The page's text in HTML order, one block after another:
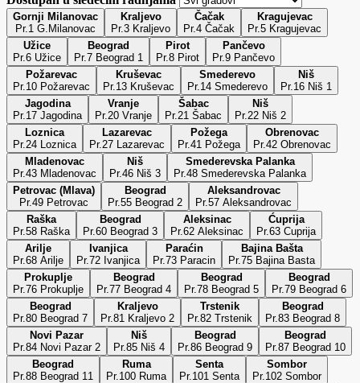
Gornji Milanovac
Pr.1 G.Milanovac
Kraljevo
Pr.3 Kraljevo
Čačak
Pr.4 Čačak
Kragujevac
Pr.5 Kragujevac
Užice
Pr.6 Užice
Beograd
Pr.7 Beograd 1
Pirot
Pr.8 Pirot
Pančevo
Pr.9 Pančevo
Požarevac
Pr.10 Požarevac
Kruševac
Pr.13 Kruševac
Smederevo
Pr.14 Smederevo
Niš
Pr.16 Niš 1
Jagodina
Pr.17 Jagodina
Vranje
Pr.20 Vranje
Šabac
Pr.21 Šabac
Niš
Pr.22 Niš 2
Loznica
Pr.24 Loznica
Lazarevac
Pr.27 Lazarevac
Požega
Pr.41 Požega
Obrenovac
Pr.42 Obrenovac
Mladenovac
Pr.43 Mladenovac
Niš
Pr.46 Niš 3
Smederevska Palanka
Pr.48 Smederevska Palanka
Petrovac (Mlava)
Pr.49 Petrovac
Beograd
Pr.55 Beograd 2
Aleksandrovac
Pr.57 Aleksandrovac
Raška
Pr.58 Raška
Beograd
Pr.60 Beograd 3
Aleksinac
Pr.62 Aleksinac
Ćuprija
Pr.63 Cuprija
Arilje
Pr.68 Arilje
Ivanjica
Pr.72 Ivanjica
Paraćin
Pr.73 Paracin
Bajina Bašta
Pr.75 Bajina Basta
Prokuplje
Pr.76 Prokuplje
Beograd
Pr.77 Beograd 4
Beograd
Pr.78 Beograd 5
Beograd
Pr.79 Beograd 6
Beograd
Pr.80 Beograd 7
Kraljevo
Pr.81 Kraljevo 2
Trstenik
Pr.82 Trstenik
Beograd
Pr.83 Beograd 8
Novi Pazar
Pr.84 Novi Pazar 2
Niš
Pr.85 Niš 4
Beograd
Pr.86 Beograd 9
Beograd
Pr.87 Beograd 10
Beograd
Pr.88 Beograd 11
Ruma
Pr.100 Ruma
Senta
Pr.101 Senta
Sombor
Pr.102 Sombor